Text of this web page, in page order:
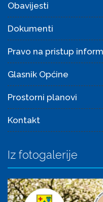
Obavijesti
Dokumenti
Pravo na pristup
Glasnik Općine
Prostorni planovi
Kontakt
Iz fotogalerije